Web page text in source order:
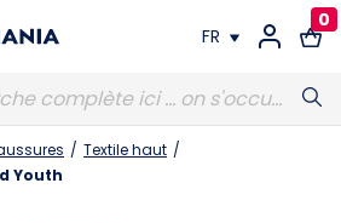
FR
FR
0
/ Textile haut /
Youth